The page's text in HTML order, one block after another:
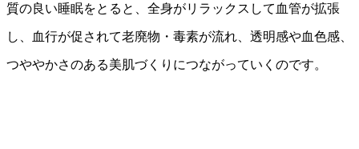
質の良い睡眠をとると、全身がリラックスして血管が拡張
し、血行が促されて老廃物・毒素が流れ、透明感や血色感、
つややかさのある美肌づくりにつながっていくのです。